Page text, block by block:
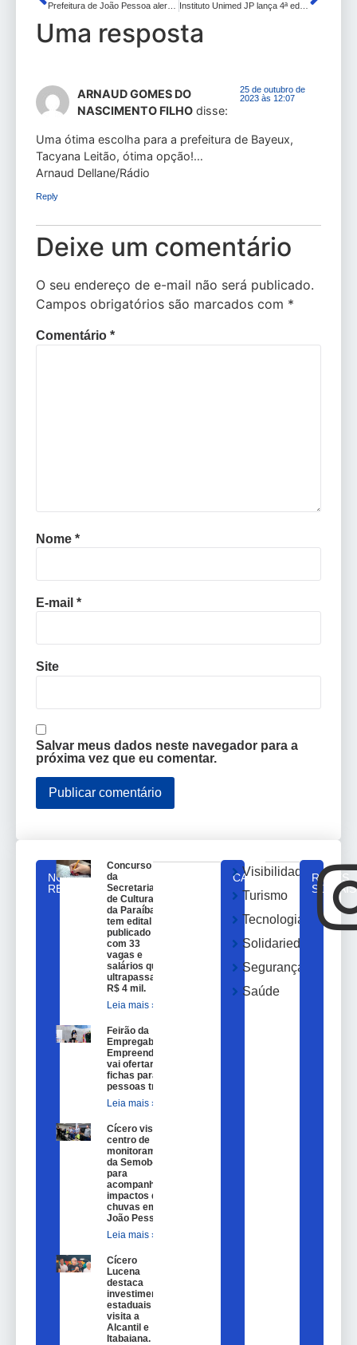
Prefeitura de João Pessoa alerta sobre a importância da vacinação contra paralisia infantil Instituto Unimed JP lança 4ª edição de projeto social que ajuda mulheres com suspeita de câncer de mama
Uma resposta
ARNAUD GOMES DO
NASCIMENTO FILHO disse:
25 de outubro de
2023 às 12:07
Uma ótima escolha para a prefeitura de Bayeux,
Tacyana Leitão, ótima opção!…
Arnaud Dellane/Rádio
Reply
Deixe um comentário
O seu endereço de e-mail não será publicado.
Campos obrigatórios são marcados com *
Comentário *
Nome *
E-mail *
Site
Salvar meus dados neste navegador para a
próxima vez que eu comentar.
NOTICIAS
RELACIONADAS
Concurso
da
Secretaria
de Cultura
da Paraíba
tem edital
publicado
com 33
vagas e
salários que
ultrapassam
R$ 4 mil.
Leia mais »
Feirão da
Empregabilidade e
Empreendedorismo
vai ofertar 100
fichas para
pessoas trans.
Leia mais »
Cícero visita
centro de
monitoramento
da Semob-JP
para
acompanhar
impactos das
chuvas em
João Pessoa.
Leia mais »
Cícero
Lucena
destaca
investimentos
estaduais em
visita a
Alcantil e
Itabaiana.
CATEGORIAS
Visibilidade
Turismo
Tecnologia
Solidariedade
Segurança
Saúde
REDES
SOCIAIS